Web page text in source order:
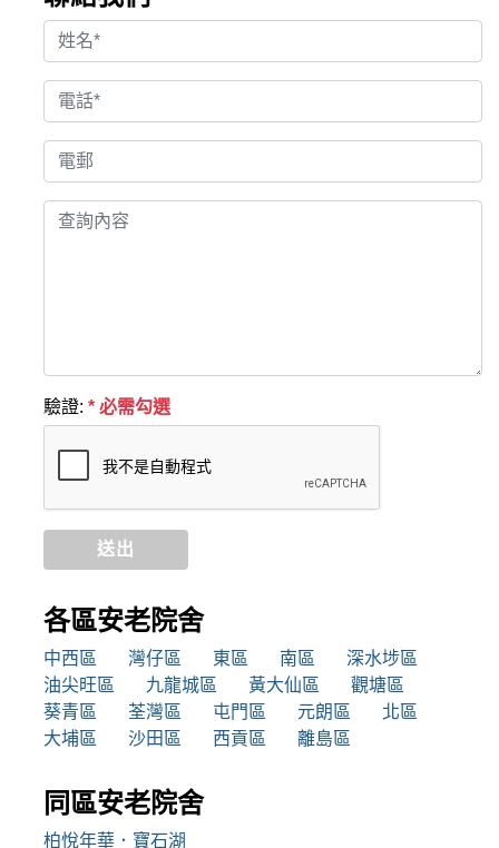
驗證: * 必需勾選
送出
各區安老院舍
中西區 灣仔區 東區 南區
深水埗區
油尖旺區
九龍城區 黃大仙區
觀塘區
葵青區
荃灣區 屯門區 元朗區
北區
大埔區
沙田區 西貢區 離島區
同區安老院舍
柏悅年華．寶石湖